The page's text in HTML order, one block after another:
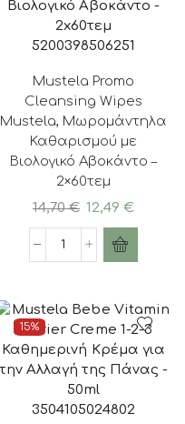
5200398506251
Mustela Promo
Cleansing Wipes
Mustela, Μωρομάντηλα
Καθαρισμού με
Βιολογικό Αβοκάντο –
2×60τεμ
14,70€ Original
price
was:
14,70 €.
12,49€Η
είναι:
Mustela
Wipes
Mustela,
Μωρομάντηλα
Καθαρισμού
με
Βιολογικό
15%
3504105024802